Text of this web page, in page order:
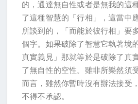
的，通達無自性或者是無我的這
了這種智慧的「行相」，這當中
所談到的，「而能於彼行相」要
個字。如果破除了智慧它執著境
真實義見」那就等於是破除了真
了無自性的空性。雖非所樂然須
而言，雖然你暫時沒有辦法接受
不得不承認。